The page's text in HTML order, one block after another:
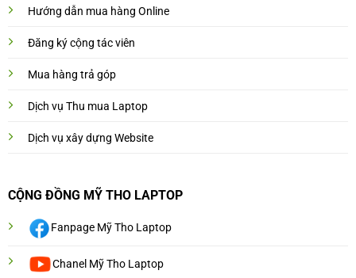
Hướng dẫn mua hàng Online
Đăng ký cộng tác viên
Mua hàng trả góp
Dịch vụ Thu mua Laptop
Dịch vụ xây dựng Website
CỘNG ĐỒNG MỸ THO LAPTOP
Fanpage Mỹ Tho Laptop
Chanel Mỹ Tho Laptop